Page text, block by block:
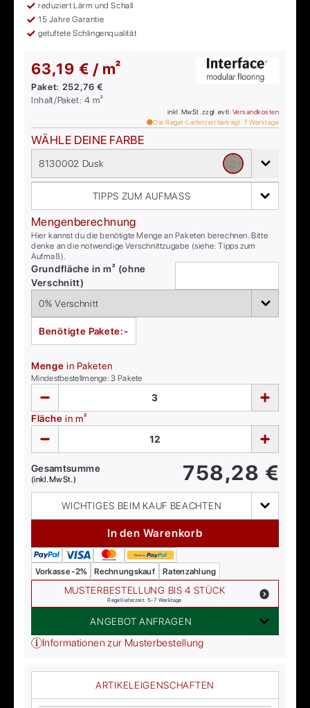
reduziert Lärm und Schall
15 Jahre Garantie
getuftete Schlingenqualität
63,19 € / m²
Paket: 252,76 €
Inhalt/Paket:4 m²
inkl. MwSt. zzgl. evtl. Versandkosten
Die Regel-Lieferzeit beträgt: 7 Werktage
WÄHLE DEINE FARBE
8130002 Dusk
TIPPS ZUM AUFMASS
Mengenberechnung
Hier kannst du die benötigte Menge an Paketen berechnen. Bitte
denke an die notwendige Verschnittzugabe (siehe: Tipps zum
Aufmaß).
Grundfläche in m² (ohne
Verschnitt)
Benötigte Pakete:-
Menge in Paketen
Mindestbestellmenge:3 Pakete
Fläche in m²
Gesamtsumme
(inkl. MwSt.) 758,28 €
WICHTIGES BEIM KAUF BEACHTEN
In den Warenkorb
Vorkasse -2% Rechnungskauf Ratenzahlung
MUSTERBESTELLUNG BIS 4 STÜCK
Regellieferzeit: 5-7 Werktage
ANGEBOT ANFRAGEN
Informationen zur Musterbestellung
ARTIKELEIGENSCHAFTEN